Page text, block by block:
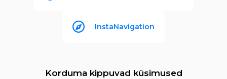
InstaNavigation
Korduma kippuvad küsimused